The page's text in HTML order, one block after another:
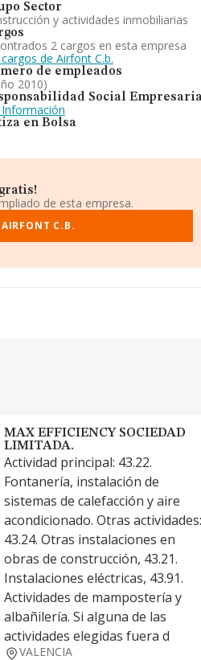
Sector
y actividades inmobiliarias
2 cargos en esta empresa
de Airfont C.b.
de empleados
2010)
Social
Información
en Bolsa
de esta empresa.
C.B.
MAX EFFICIENCY SOCIEDAD
LIMITADA.
Actividad principal: 43.22.
Fontanería, instalación de
sistemas de calefacción y aire
acondicionado. Otras actividades:
43.24. Otras instalaciones en
obras de construcción, 43.21.
Instalaciones eléctricas, 43.91.
Actividades de mampostería y
albañilería. Si alguna de las
actividades elegidas fuera d
VALENCIA